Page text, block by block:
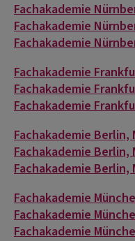
Fachakademie
Fachakademie
Fachakademie
Fachakademie
Fachakademie
Fachakademie
Fachakademie Berlin,
Fachakademie Berlin,
Fachakademie Berlin,
Fachakademie
Fachakademie
Fachakademie